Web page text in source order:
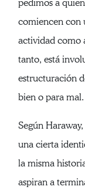
pedimos a
comiencen con
actividad como
tanto, está
estructuración
bien o para mal.
Según
una cierta
la misma
aspiran a